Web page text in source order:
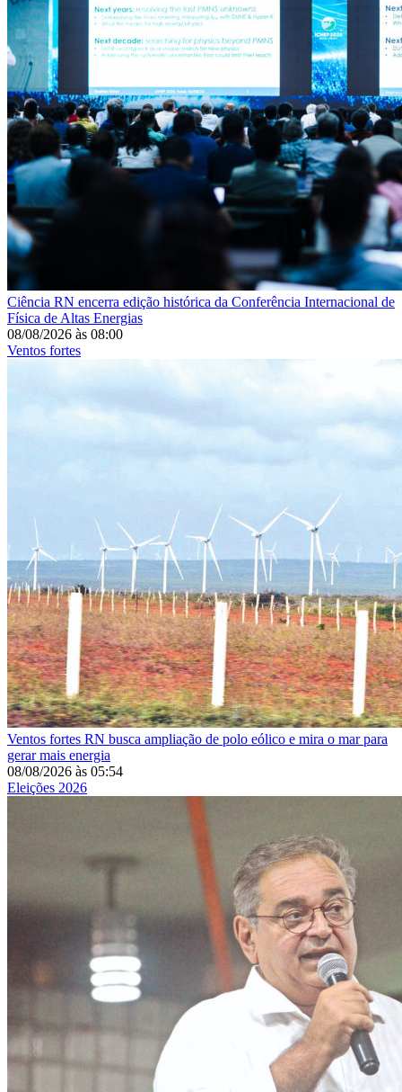
Ciência RN encerra edição histórica da Conferência Internacional de
Física de Altas Energias
08/08/2026 às 08:00
Ventos fortes
Ventos fortes RN busca ampliação de polo eólico e mira o mar para
gerar mais energia
08/08/2026 às 05:54
Eleições 2026